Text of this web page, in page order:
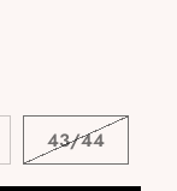
43/44